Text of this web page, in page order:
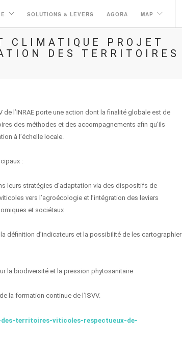
SOLUTIONS & LEVERS AGORA MAP
CLIMATIQUE PROJET
DES TERRITOIRES
de l’INRAE porte une action dont la finalité globale est de
des méthodes et des accompagnements afin qu’ils
à l’échelle locale.
:
leurs stratégies d’adaptation via des dispositifs de
vers l’agroécologie et l’intégration des leviers
et sociétaux
définition d’indicateurs et la possibilité de les cartographier
la biodiversité et la pression phytosanitaire
la formation continue de l’ISVV.
territoires-viticoles-respectueux-de-